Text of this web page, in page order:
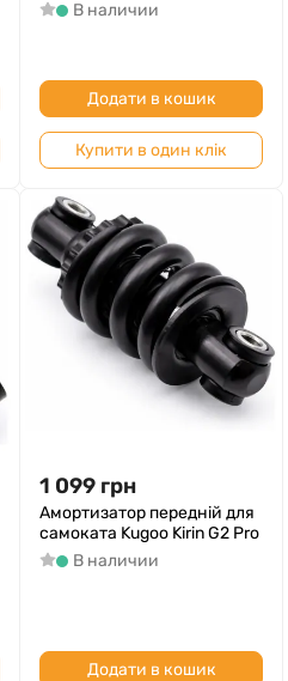
В наличии
Додати в кошик
Купити в один клік
1 099 грн
Амортизатор передній для
самоката Kugoo Kirin G2 Pro
В наличии
Додати в кошик